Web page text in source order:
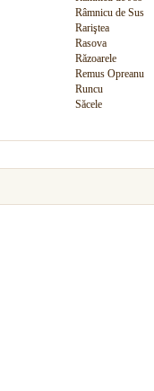
Râmnicu de Sus
Rariştea
Rasova
Răzoarele
Remus Opreanu
Runcu
Săcele